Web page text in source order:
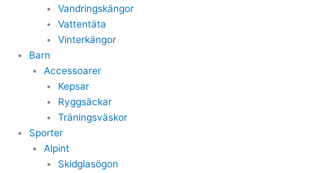
Vandringskängor
Vattentäta
Vinterkängor
Barn
Accessoarer
Kepsar
Ryggsäckar
Träningsväskor
Sporter
Alpint
Skidglasögon